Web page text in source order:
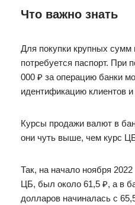
Что важно знать
Для покупки крупных сумм
потребуется паспорт. При
000 ₽ за операцию банки
идентификацию клиентов
Курсы продажи валют в
они чуть выше, чем курс
Так, на начало ноября
ЦБ, был около 61,5 ₽, а в
долларов начиналась с